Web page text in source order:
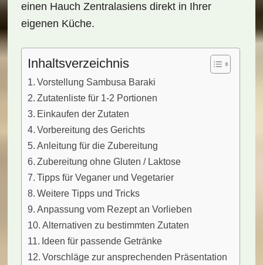
einen Hauch Zentralasiens direkt in Ihrer
eigenen Küche.
Inhaltsverzeichnis
Vorstellung Sambusa Baraki
Zutatenliste für 1-2 Portionen
Einkaufen der Zutaten
Vorbereitung des Gerichts
Anleitung für die Zubereitung
Zubereitung ohne Gluten / Laktose
Tipps für Veganer und Vegetarier
Weitere Tipps und Tricks
Anpassung vom Rezept an Vorlieben
Alternativen zu bestimmten Zutaten
Ideen für passende Getränke
Vorschläge zur ansprechenden Präsentation